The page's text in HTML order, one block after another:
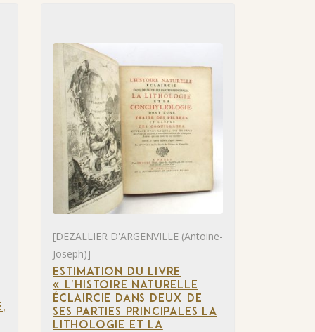
[DEZALLIER D'ARGENVILLE (Antoine-
Joseph)]
ESTIMATION DU LIVRE
« L’HISTOIRE NATURELLE
ÉCLAIRCIE DANS DEUX DE
SES PARTIES PRINCIPALES LA
LITHOLOGIE ET LA